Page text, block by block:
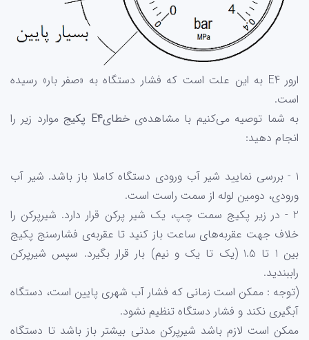
ارور E4 به این علت است که فشار دستگاه به «صفر بار» رسیده
است.
به شما توصیه می‌کنیم با مشاهده‌یخطایE4 پکیج
موارد زیر را
انجام دهید:
1 - بررسی نمایید شیر آب ورودی دستگاه کاملا باز باشد. شیر آب
ورودی، دومین لوله از سمت راست است.
2 - در زیر پکیج سمت چپ، یک شیر پرکن قرار دارد. شیرپرکن را
خلاف جهت عقربه‌های ساعت باز کنید تا عقربه‌ی فشارسنج پکیج
بین 1 تا 1.5 (یک تا یک و نیم) بار قرار بگیرد. سپس شیرپرکن
راببندید.
(توجه : ممکن است زمانی که فشار آب شهری پایین است، دستگاه
آبگیری نکند و فشار دستگاه تنظیم نشود.
ممکن است لازم باشد شیرپرکن مدتی بیشتر باز باشد تا دستگاه